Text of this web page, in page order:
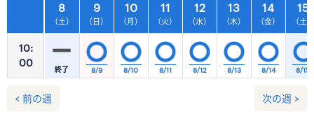
10:
00
8
（土）
9
（日）
10
（月）
11
（火）
12
（水）
13
（木）
14
（金）
終了 8/9 8/10 8/11 8/12 8/13 8/14
15
（土）
8/15
< 前の週 次の週 >